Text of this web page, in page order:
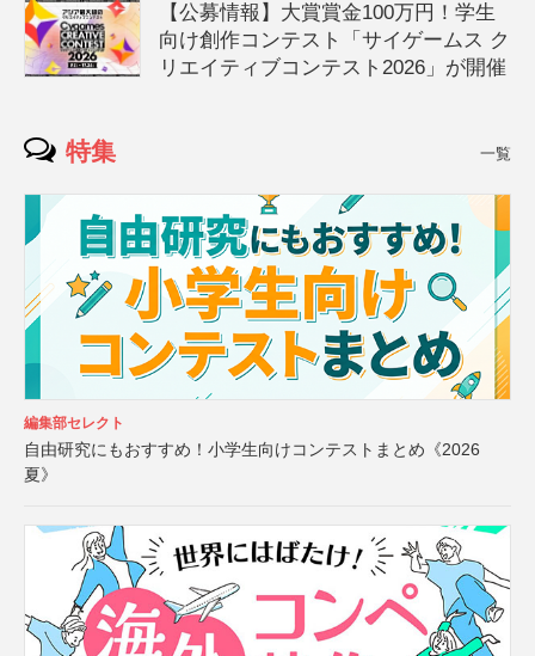
【公募情報】大賞賞金100万円！学生
向け創作コンテスト「サイゲームス ク
リエイティブコンテスト2026」が開催
特集 一覧
編集部セレクト
自由研究にもおすすめ！小学生向けコンテストまとめ《2026
夏》